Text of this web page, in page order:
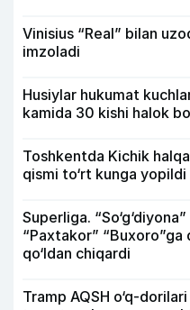
Vinisius “Real” bilan
imzoladi
Husiylar hukumat
kamida 30 kishi halok
Toshkentda Kichik
qismi to‘rt kunga
Superliga.
“Paxtakor” “Buxoro”ga
qo‘ldan chiqardi
Tramp AQSH o‘q-